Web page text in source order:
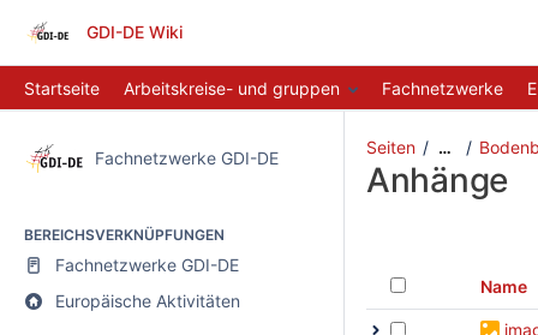
GDI-DE Wiki
Startseite Arbeitskreise- und gruppen Fachnetzwerke
Fachnetzwerke GDI-DE
BEREICHSVERKNÜPFUNGEN
Fachnetzwerke GDI-DE
Europäische Aktivitäten
Seiten …
Anhänge
Name